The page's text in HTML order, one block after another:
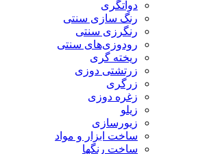
دواتگری
رنگ سازی سنتی
رنگرزی سنتی
رودوزی‌های سنتی
ریخته گری
زرتشتی دوزی
زرگری
زغره دوزی
زیلو
زیورسازی
ساخت ابزار و مواد
ساخت رنگها